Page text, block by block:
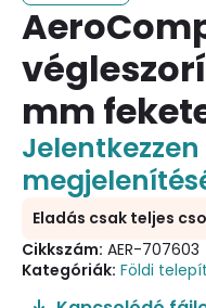
mm
Eladás csak teljes
Cikkszám: AER-707603
Kategóriák: Földi